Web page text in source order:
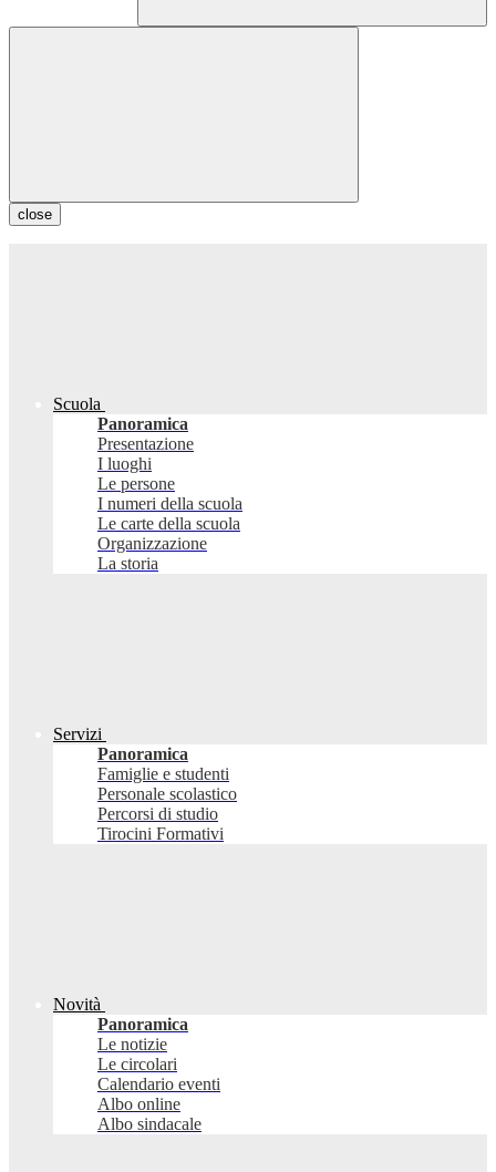
close
Scuola
Panoramica
Presentazione
I luoghi
Le persone
I numeri della scuola
Le carte della scuola
Organizzazione
La storia
Servizi
Panoramica
Famiglie e studenti
Personale scolastico
Percorsi di studio
Tirocini Formativi
Novità
Panoramica
Le notizie
Le circolari
Calendario eventi
Albo online
Albo sindacale